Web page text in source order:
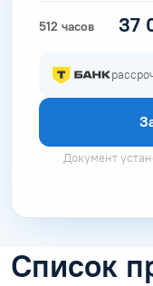
512 часов 37
Документ
Список